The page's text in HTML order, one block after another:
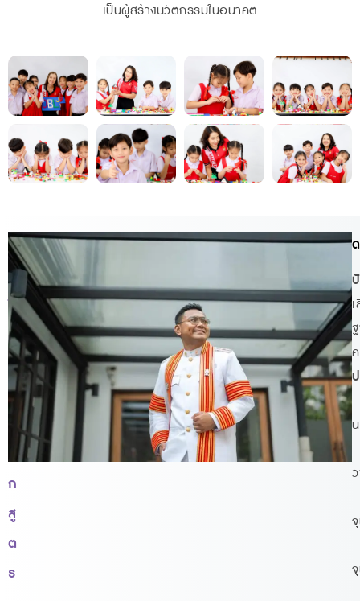
เป็นผู้สร้างนวัตกรรมในอนาคต
ที่
ป
รึ
ก
ษ
า
ก
สู
ต
ร